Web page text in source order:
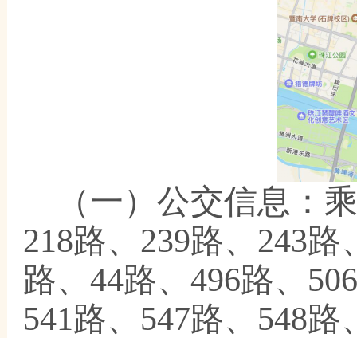
（一）公交信息：
218路、239路、243
路、44路、496路、
541路、547路、548